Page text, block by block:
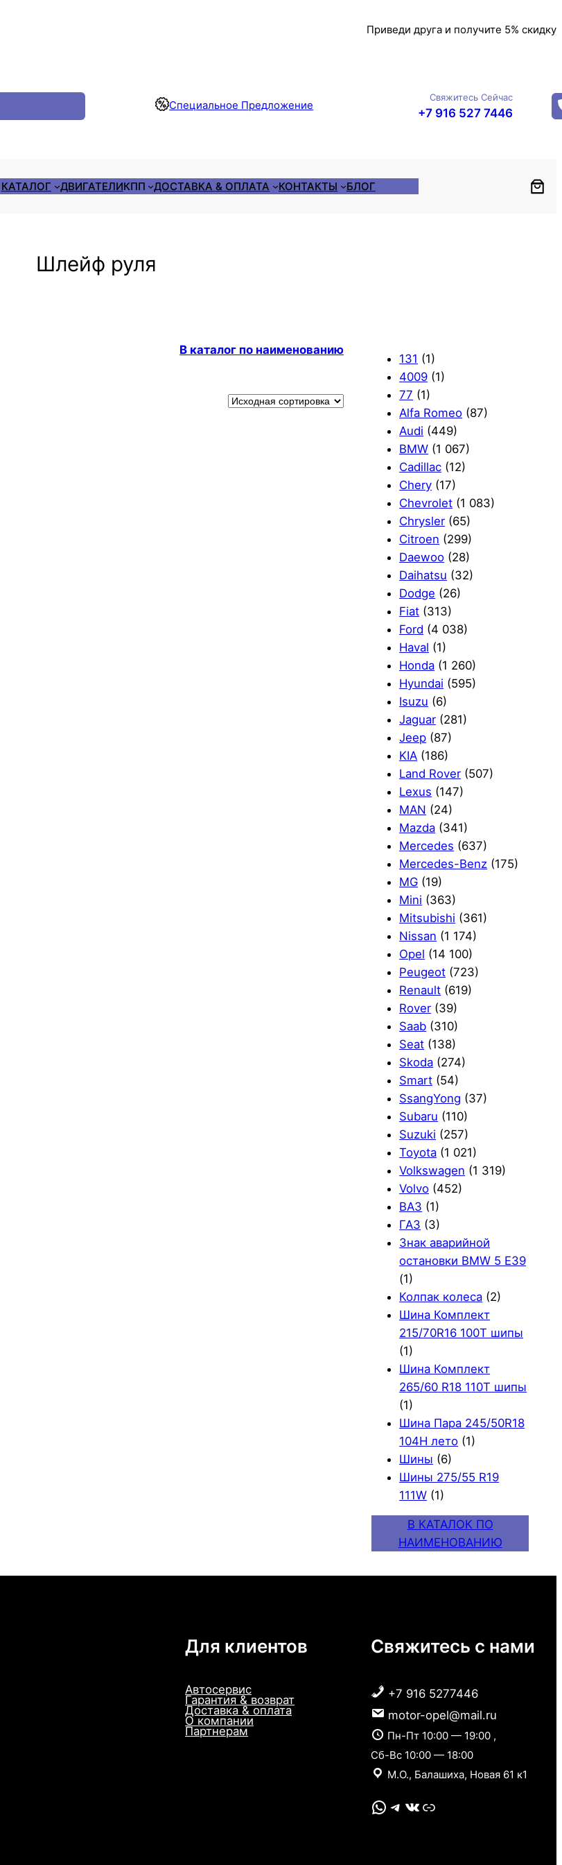
Приведи друга и получите 5% скидку
Специальное Предложение
Свяжитесь Сейчас
+7 916 527 7446
КАТАЛОГ ДВИГАТЕЛИКПП ДОСТАВКА & ОПЛАТА КОНТАКТЫ БЛОГ
Шлейф руля
В каталог по наименованию
131 (1)
4009 (1)
77 (1)
Alfa Romeo (87)
Audi (449)
BMW (1 067)
Cadillac (12)
Chery (17)
Chevrolet (1 083)
Chrysler (65)
Citroen (299)
Daewoo (28)
Daihatsu (32)
Dodge (26)
Fiat (313)
Ford (4 038)
Haval (1)
Honda (1 260)
Hyundai (595)
Isuzu (6)
Jaguar (281)
Jeep (87)
KIA (186)
Land Rover (507)
Lexus (147)
MAN (24)
Mazda (341)
Mercedes (637)
Mercedes-Benz (175)
MG (19)
Mini (363)
Mitsubishi (361)
Nissan (1 174)
Opel (14 100)
Peugeot (723)
Renault (619)
Rover (39)
Saab (310)
Seat (138)
Skoda (274)
Smart (54)
SsangYong (37)
Subaru (110)
Suzuki (257)
Toyota (1 021)
Volkswagen (1 319)
Volvo (452)
ВАЗ (1)
ГАЗ (3)
Знак аварийной
остановки BMW 5 E39
(1)
Колпак колеса (2)
Шина Комплект
215/70R16 100T шипы
(1)
Шина Комплект
265/60 R18 110T шипы
(1)
Шина Пара 245/50R18
104H лето (1)
Шины (6)
Шины 275/55 R19
111W (1)
В КАТАЛОК ПО
НАИМЕНОВАНИЮ
Для клиентов
Автосервис
Гарантия & возврат
Доставка & оплата
О компании
Партнерам
Свяжитесь с нами
+7 916 5277446
motor-opel@mail.ru
Пн-Пт 10:00 — 19:00 ,
Сб-Вс 10:00 — 18:00
М.О., Балашиха, Новая 61 к1
WhatsApp Telegram VK Link